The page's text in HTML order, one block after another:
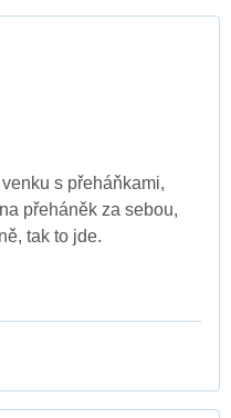
s přeháňkami,
přeháněk za sebou,
tak to jde.